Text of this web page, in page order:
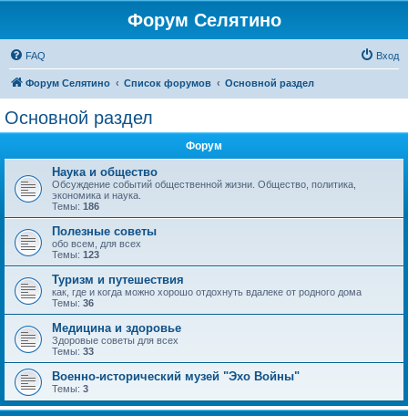
Форум Селятино
FAQ Вход
Форум Селятино Список форумов Основной раздел
Основной раздел
Форум
Наука и общество
Обсуждение событий общественной жизни. Общество, политика,
экономика и наука.
Темы: 186
Полезные советы
обо всем, для всех
Темы: 123
Туризм и путешествия
как, где и когда можно хорошо отдохнуть вдалеке от родного дома
Темы: 36
Медицина и здоровье
Здоровые советы для всех
Темы: 33
Военно-исторический музей "Эхо Войны"
Темы: 3